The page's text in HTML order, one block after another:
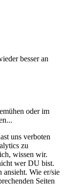
besser an
oder im
uns verboten
zu
wissen wir.
wer DU bist.
ansieht. Wie er/sie
Seiten